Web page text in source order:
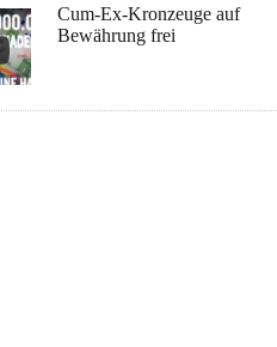
Cum-Ex-Kronzeuge auf
Bewährung frei